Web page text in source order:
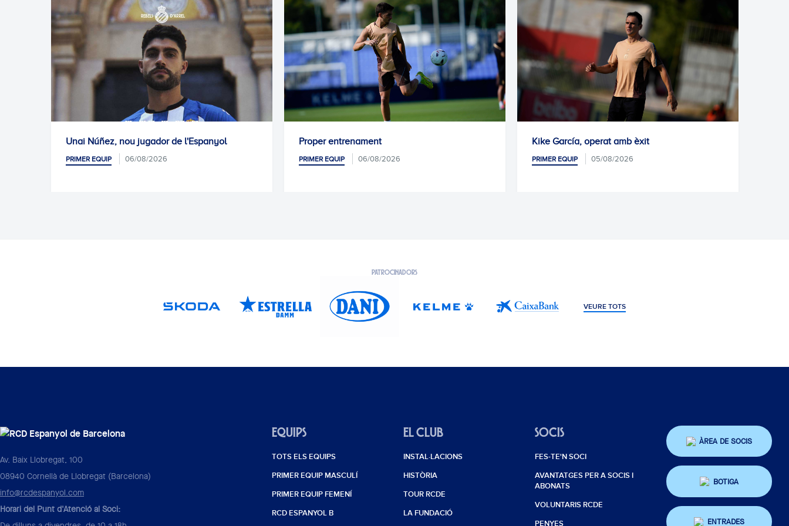
Unai Núñez, nou jugador de l'Espanyol
06/08/2026
Proper entrenament
06/08/2026
Kike García, operat amb èxit
05/08/2026
PATROCINADORS
VEURE TOTS
Av. Baix Llobregat, 100
08940 Cornellà de Llobregat (Barcelona)
info@rcdespanyol.com
Horari del Punt d'Atenció al Soci:
EQUIPS
TOTS ELS EQUIPS
PRIMER EQUIP MASCULÍ
PRIMER EQUIP FEMENÍ
RCD ESPANYOL B
EL CLUB
INSTAL·LACIONS
HISTÒRIA
TOUR RCDE
LA FUNDACIÓ
SOCIS
FES-TE'N SOCI
AVANTATGES PER A SOCIS I
ABONATS
VOLUNTARIS RCDE
PENYES
ÀREA DE SOCIS
BOTIGA
ENTRADES